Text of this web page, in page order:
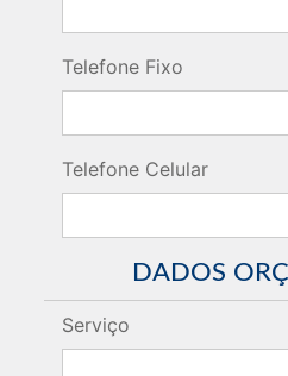
Telefone Fixo
Telefone Celular
DADOS
Serviço